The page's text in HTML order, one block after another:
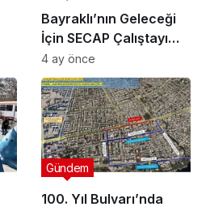
Bayraklı’nın Geleceği
İçin SECAP Çalıştayı
Düzenlendi
4 ay önce
100. Yıl Bulvarı’nda
Gündem